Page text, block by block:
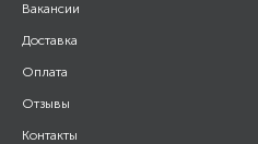
Вакансии
Доставка
Оплата
Отзывы
Контакты